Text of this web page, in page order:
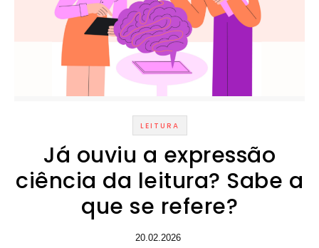
LEITURA
Já ouviu a expressão
ciência da leitura? Sabe a
que se refere?
20.02.2026